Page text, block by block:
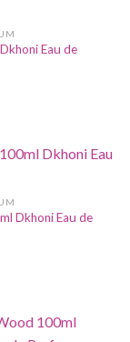
Eau de
Dkhoni Eau de